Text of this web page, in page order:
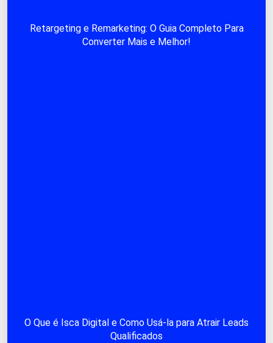
Retargeting e Remarketing: O Guia Completo Para
Converter Mais e Melhor!
O Que é Isca Digital e Como Usá-la para Atrair Leads
Qualificados